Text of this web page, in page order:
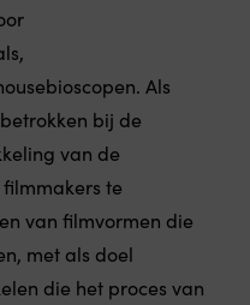
Als
bij de
van de
te
van filmvormen die
met als doel
die het proces van